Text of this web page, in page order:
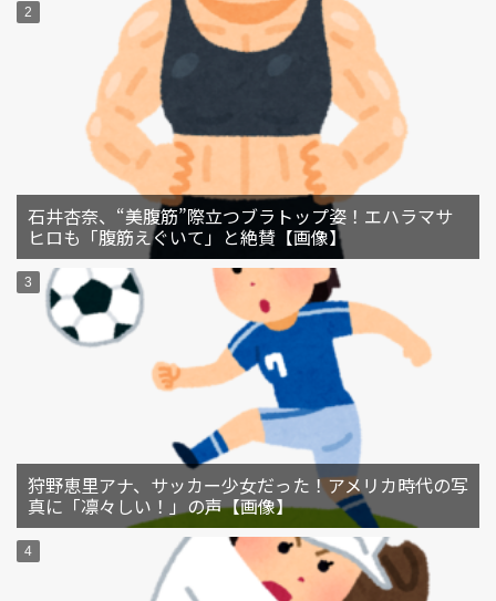
石井杏奈、“美腹筋”際立つブラトップ姿！エハラマサ
ヒロも「腹筋えぐいて」と絶賛【画像】
狩野恵里アナ、サッカー少女だった！アメリカ時代の写
真に「凛々しい！」の声【画像】